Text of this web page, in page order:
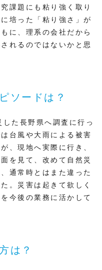
課題にも粘り強く取り
培った「粘り強さ」が
に、理系の会社だから
れるのではないかと思
ソードは？
た長野県へ調査に行っ
台風や大雨による被害
、現地へ実際に行き、
を見て、改めて自然災
通常時とはまた違った
。災害は起きて欲しく
今後の業務に活かして
は？